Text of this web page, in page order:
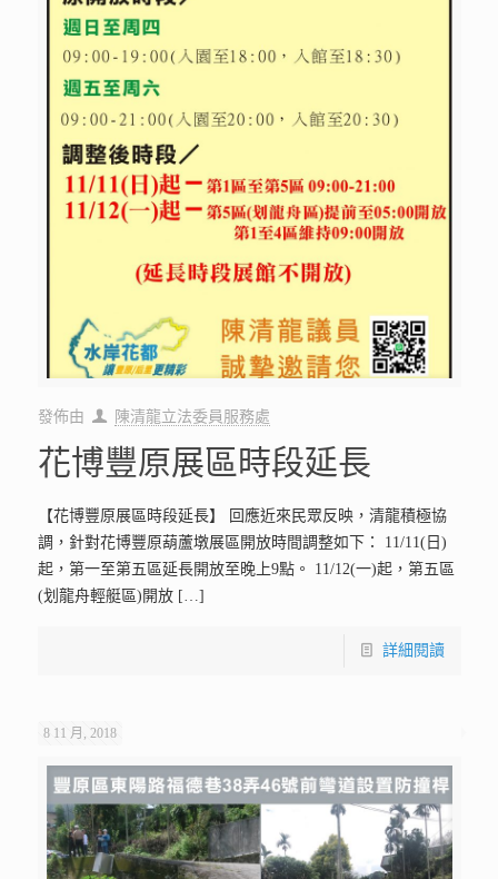
發佈由 陳清龍立法委員服務處
花博豐原展區時段延長
【花博豐原展區時段延長】 回應近來民眾反映，清龍積極協
調，針對花博豐原葫蘆墩展區開放時間調整如下： 11/11(日)
起，第一至第五區延長開放至晚上9點。 11/12(一)起，第五區
(划龍舟輕艇區)開放[…]
詳細閱讀
8 11 月, 2018